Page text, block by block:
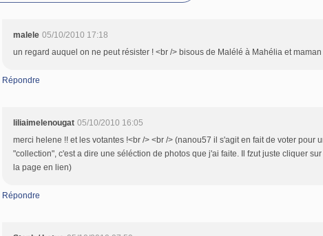
malele 05/10/2010 17:18
un regard auquel on ne peut résister ! <br /> bisous de Malélé à Mahélia et maman
Répondre
liliaimelenougat 05/10/2010 16:05
merci helene !! et les votantes !<br /> <br /> (nanou57 il s'agit en fait de voter pour
"collection", c'est a dire une séléction de photos que j'ai faite. Il fzut juste cliquer
la page en lien)
Répondre